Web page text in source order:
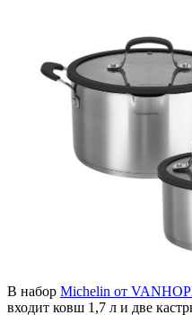
В набор Michelin от
входит ковш 1,7 л и две